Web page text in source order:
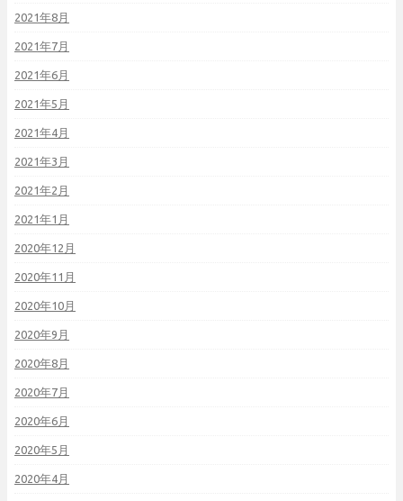
2021年8月
2021年7月
2021年6月
2021年5月
2021年4月
2021年3月
2021年2月
2021年1月
2020年12月
2020年11月
2020年10月
2020年9月
2020年8月
2020年7月
2020年6月
2020年5月
2020年4月